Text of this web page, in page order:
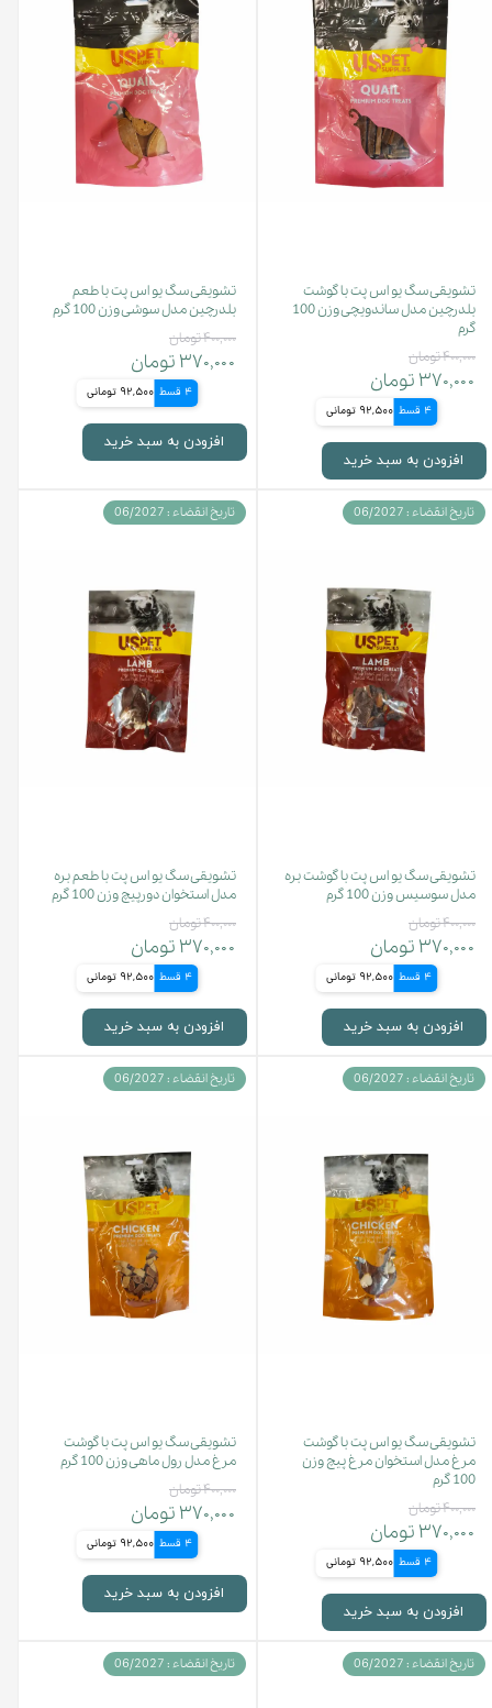
تشویقی سگ یو اس پت با گوشت
بلدرچین مدل ساندویچی وزن 100
گرم
۴۰۰,۰۰۰ تومان
۳۷۰,۰۰۰ تومان
4 قسط 92,500 تومانی
افزودن به سبد خرید
تشویقی سگ یو اس پت با طعم
بلدرچین مدل سوشی وزن 100 گرم
۴۰۰,۰۰۰ تومان
۳۷۰,۰۰۰ تومان
4 قسط 92,500 تومانی
افزودن به سبد خرید
تشویقی سگ یو اس پت با گوشت بره
مدل سوسیس وزن 100 گرم
۴۰۰,۰۰۰ تومان
۳۷۰,۰۰۰ تومان
4 قسط 92,500 تومانی
افزودن به سبد خرید
تاریخ انقضاء : 06/2027
تشویقی سگ یو اس پت با طعم بره
مدل استخوان دورپیچ وزن 100 گرم
۴۰۰,۰۰۰ تومان
۳۷۰,۰۰۰ تومان
4 قسط 92,500 تومانی
افزودن به سبد خرید
تاریخ انقضاء : 06/2027
تشویقی سگ یو اس پت با گوشت
مرغ مدل استخوان مرغ پیچ وزن
100 گرم
۴۰۰,۰۰۰ تومان
۳۷۰,۰۰۰ تومان
4 قسط 92,500 تومانی
افزودن به سبد خرید
تاریخ انقضاء : 06/2027
تشویقی سگ یو اس پت با گوشت
مرغ مدل رول ماهی وزن 100 گرم
۴۰۰,۰۰۰ تومان
۳۷۰,۰۰۰ تومان
4 قسط 92,500 تومانی
افزودن به سبد خرید
تاریخ انقضاء : 06/2027
تاریخ انقضاء : 06/2027 تاریخ انقضاء : 06/2027